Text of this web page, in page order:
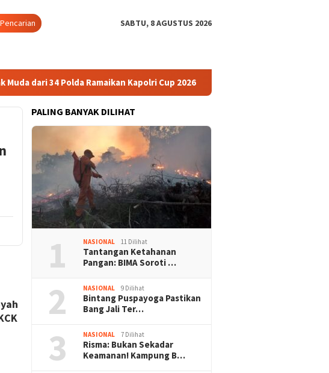
Pencarian SABTU, 8 AGUSTUS 2026
dari 34 Polda Ramaikan Kapolri Cup 2026
PALING BANYAK DILIHAT
1 NASIONAL 11 Dilihat
Tantangan Ketahanan
Pangan: BIMA Soroti …
2 NASIONAL 9 Dilihat
Bintang Puspayoga Pastikan
Bang Jali Ter…
3 NASIONAL 7 Dilihat
Risma: Bukan Sekadar
Keamanan! Kampung B…